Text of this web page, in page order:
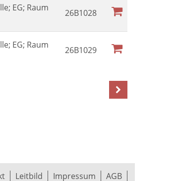
EG; Raum
26B1028
EG; Raum
26B1029
Leitbild Impressum AGB